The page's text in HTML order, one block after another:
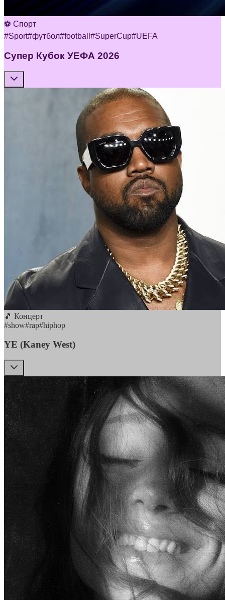
⚽ Спорт
#Sport#футбол#football #SuperCup#UEFA
Супер Кубок УЕФА 2026
🎵 Концерт
#show#rap#hiphop
YE (Kaney West)